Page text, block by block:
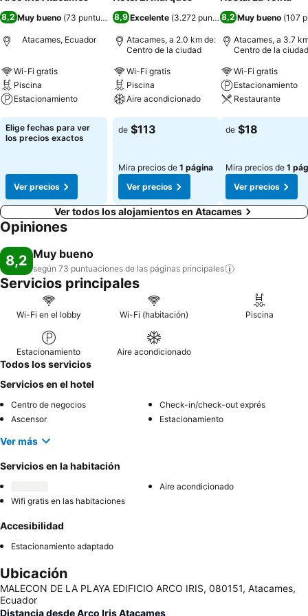
8,2 Muy bueno (73 puntuaciones)
Atacames, Ecuador
Wi-Fi gratis
Piscina
Estacionamiento
Ver precios
Elige fechas para ver
los precios exactos
Ver precios
8,9 Excelente (3.272 puntuaciones)
Atacames, a 2.0 km de:
Centro de la ciudad
Wi-Fi gratis
Piscina
Aire acondicionado
Ver precios
de $113
Mira precios de 1 página
Ver precios
8,2 Muy bueno (107
Atacames, a 3.7
Centro de la ciudad
Wi-Fi gratis
Estacionamiento
Restaurante
Ver precios
de $18
Mira precios de 1
Ver precios
Ver todos los alojamientos en Atacames
Opiniones
8,2 Muy bueno
según 73 puntuaciones de las páginas principales
Servicios principales
Wi-Fi en el lobby Wi-Fi (habitación) Piscina
Estacionamiento Aire acondicionado
Todos los servicios
Servicios en el hotel
Centro de negocios
Check-in/check-out exprés
Ascensor
Estacionamiento
Ver más
Servicios en la habitación
Aire acondicionado
Wifi gratis en las habitaciones
Accesibilidad
Estacionamiento adaptado
Ubicación
MALECON DE LA PLAYA EDIFICIO ARCO IRIS, 080151, Atacames,
Ecuador
Distancia desde Arco Iris Atacames